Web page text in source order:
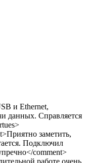
и Ethernet,
данных. Справляется
заметить,
Подключил
comment>
работе очень